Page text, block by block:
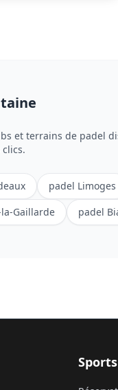
et terrains de padel
padel Limoges
Gaillarde padel